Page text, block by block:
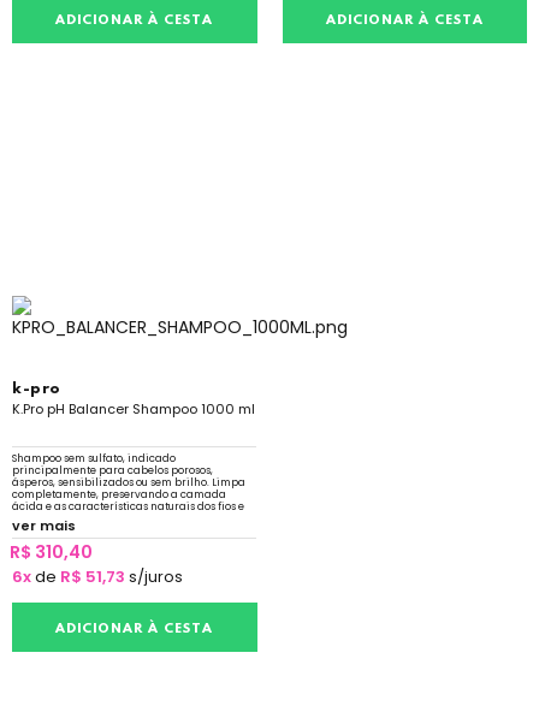
ADICIONAR À CESTA ADICIONAR À CESTA
k-pro
K.Pro pH Balancer Shampoo 1000 ml
Shampoo sem sulfato, indicado
principalmente para cabelos porosos,
ásperos, sensibilizados ou sem brilho. Limpa
completamente, preservando a camada
ácida e as características naturais dos fios e
do couro cabeludo. Cabelos leves, nutridos e
brilhantes
ver mais
R$ 310,40
6xde R$ 51,73 s/juros
ADICIONAR À CESTA